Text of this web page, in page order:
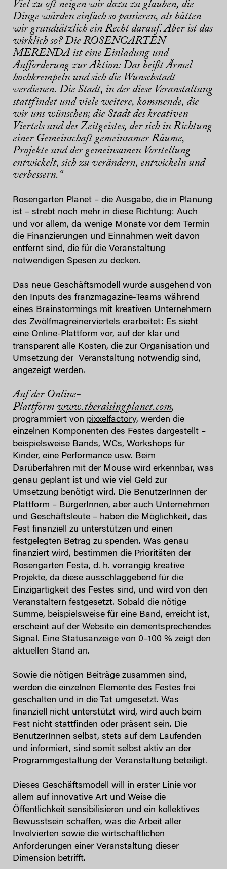
Viel zu oft neigen wir dazu zu glauben, die
Dinge würden einfach so passieren, als hätten
wir grundsätzlich ein Recht darauf. Aber ist das
wirklich so?Die ROSENGARTEN
MERENDA ist eine Einladung und
Aufforderung zur Aktion: Das heißt Ärmel
hochkrempeln und sich die Wunschstadt
verdienen. Die Stadt, in der diese Veranstaltung
stattfindet und viele weitere, kommende, die
wir uns wünschen; die Stadt des kreativen
Viertels und des Zeitgeistes, der sich in Richtung
einer Gemeinschaft gemeinsamer Räume,
Projekte und der gemeinsamen Vorstellung
entwickelt, sich zu verändern, entwickeln und
verbessern.“
Rosengarten Planet – die Ausgabe, die in Planung
ist – strebt noch mehr in diese Richtung: Auch
und vor allem, da wenige Monate vor dem Termin
die Finanzierungen und Einnahmen weit davon
entfernt sind, die für die Veranstaltung
notwendigen Spesen zu decken.
Das neue Geschäftsmodell wurde ausgehend von
den Inputs des franzmagazine-Teams während
eines Brainstormings mit kreativen Unternehmern
des Zwölfmagreinerviertels erarbeitet: Es sieht
eine Online-Plattform vor, auf der klar und
transparent alle Kosten, die zur Organisation und
Umsetzung der Veranstaltung notwendig sind,
angezeigt werden.
Auf der Online-
Plattform www.theraisingplanet.com,
programmiert von pixxelfactory, werden die
einzelnen Komponenten des Festes dargestellt –
beispielsweise Bands, WCs, Workshops für
Kinder, eine Performance usw. Beim
Darüberfahren mit der Mouse wird erkennbar, was
genau geplant ist und wie viel Geld zur
Umsetzung benötigt wird. Die BenutzerInnen der
Plattform – BürgerInnen, aber auch Unternehmen
und Geschäftsleute – haben die Möglichkeit, das
Fest finanziell zu unterstützen und einen
festgelegten Betrag zu spenden. Was genau
finanziert wird, bestimmen die Prioritäten der
Rosengarten Festa, d. h. vorrangig kreative
Projekte, da diese ausschlaggebend für die
Einzigartigkeit des Festes sind, und wird von den
Veranstaltern festgesetzt. Sobald die nötige
Summe, beispielsweise für eine Band, erreicht ist,
erscheint auf der Website ein dementsprechendes
Signal. Eine Statusanzeige von 0–100 % zeigt den
aktuellen Stand an.
Sowie die nötigen Beiträge zusammen sind,
werden die einzelnen Elemente des Festes frei
geschalten und in die Tat umgesetzt. Was
finanziell nicht unterstützt wird, wird auch beim
Fest nicht stattfinden oder präsent sein. Die
BenutzerInnen selbst, stets auf dem Laufenden
und informiert, sind somit selbst aktiv an der
Programmgestaltung der Veranstaltung beteiligt.
Dieses Geschäftsmodell will in erster Linie vor
allem auf innovative Art und Weise die
Öffentlichkeit sensibilisieren und ein kollektives
Bewusstsein schaffen, was die Arbeit aller
Involvierten sowie die wirtschaftlichen
Anforderungen einer Veranstaltung dieser
Dimension betrifft.